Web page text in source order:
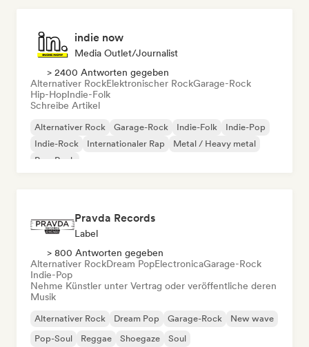
indie now
Media Outlet/Journalist
> 2400 Antworten gegeben
Alternativer RockElektronischer RockGarage-Rock
Hip-HopIndie-Folk
Schreibe Artikel
Alternativer Rock Garage-Rock Indie-Folk
Indie-Pop
Indie-Rock
Internationaler Rap
Metal / Heavy metal
Pop-Rock
Pravda Records
Label
> 800 Antworten gegeben
Alternativer RockDream PopElectronicaGarage-Rock
Indie-Pop
Nehme Künstler unter Vertrag oder veröffentliche deren
Musik
Alternativer Rock Dream Pop Garage-Rock
New wave
Pop-Soul
Reggae Shoegaze Soul